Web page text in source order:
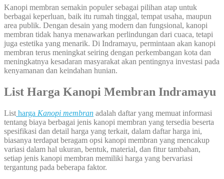
Kanopi membran semakin populer sebagai pilihan atap untuk
berbagai keperluan, baik itu rumah tinggal, tempat usaha, maupun
area publik. Dengan desain yang modern dan fungsional, kanopi
membran tidak hanya menawarkan perlindungan dari cuaca, tetapi
juga estetika yang menarik. Di Indramayu, permintaan akan kanopi
membran terus meningkat seiring dengan perkembangan kota dan
meningkatnya kesadaran masyarakat akan pentingnya investasi pada
kenyamanan dan keindahan hunian.
List Harga Kanopi Membran Indramayu
List harga Kanopi membran adalah daftar yang memuat informasi
tentang biaya berbagai jenis kanopi membran yang tersedia beserta
spesifikasi dan detail harga yang terkait, dalam daftar harga ini,
biasanya terdapat beragam opsi kanopi membran yang mencakup
variasi dalam hal ukuran, bentuk, material, dan fitur tambahan,
setiap jenis kanopi membran memiliki harga yang bervariasi
tergantung pada beberapa faktor.